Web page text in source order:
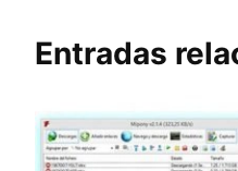
Entradas